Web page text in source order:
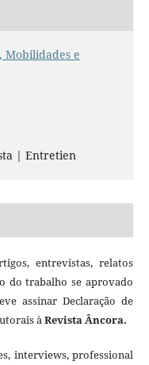
Mobilidades e
| Entretien
entrevistas, relatos
do trabalho se aprovado
assinar Declaração de
à Revista Âncora.
interviews, professional